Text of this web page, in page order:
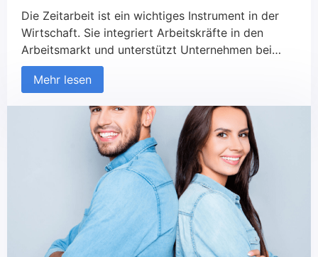
Die Zeitarbeit ist ein wichtiges Instrument in der
Wirtschaft. Sie integriert Arbeitskräfte in den
Arbeitsmarkt und unterstützt Unternehmen bei
personellen Engpässen. Wir haben Ihnen einen
Artikel über die Vorteile der Zeitarbeit für
Zeitarbeit ist und wie Sie Ihnen helfen kann. Sie
erhalten einen Überblick über die Arbeitsform und
verstehen inwieweit […]
Mehr lesen